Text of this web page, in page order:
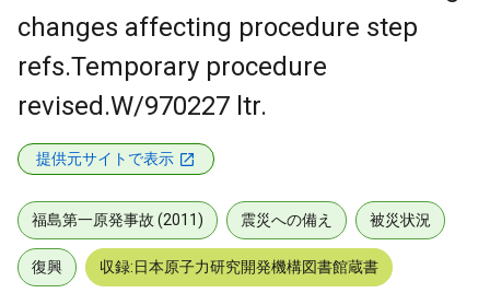
changes affecting procedure step
refs.Temporary procedure
revised.W/970227 ltr.
提供元サイトで表示
福島第一原発事故 (2011) 震災への備え 被災状況
復興 収録:日本原子力研究開発機構図書館蔵書